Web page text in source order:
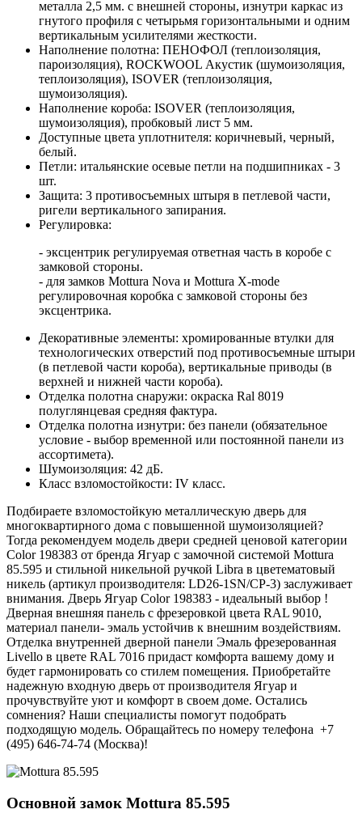
металла 2,5 мм. с внешней стороны, изнутри каркас из
гнутого профиля с четырьмя горизонтальными и одним
вертикальным усилителями жесткости.
Наполнение полотна: ПЕНОФОЛ (теплоизоляция,
пароизоляция), ROCKWOOL Акустик (шумоизоляция,
теплоизоляция), ISOVER (теплоизоляция,
шумоизоляция).
Наполнение короба: ISOVER (теплоизоляция,
шумоизоляция), пробковый лист 5 мм.
Доступные цвета уплотнителя: коричневый, черный,
белый.
Петли: итальянские осевые петли на подшипниках - 3
шт.
Защита: 3 противосъемных штыря в петлевой части,
ригели вертикального запирания.
Регулировка:
- эксцентрик регулируемая ответная часть в коробе с
замковой стороны.
- для замков Mottura Nova и Mottura X-mode
регулировочная коробка с замковой стороны без
эксцентрика.
Декоративные элементы: хромированные втулки для
технологических отверстий под противосъемные штыри
(в петлевой части короба), вертикальные приводы (в
верхней и нижней части короба).
Отделка полотна снаружи: окраска Ral 8019
полуглянцевая средняя фактура.
Отделка полотна изнутри: без панели (обязательное
условие - выбор временной или постоянной панели из
ассортимета).
Шумоизоляция: 42 дБ.
Класс взломостойкости: IV класс.
Подбираете взломостойкую металлическую дверь для
многоквартирного дома с повышенной шумоизоляцией?
Тогда рекомендуем модель двери средней ценовой категории
Color 198383 от бренда Ягуар с замочной системой Mottura
85.595 и стильной никельной ручкой Libra в цветематовый
никель (артикул производителя: LD26-1SN/CP-3) заслуживает
внимания. Дверь Ягуар Color 198383 - идеальный выбор !
Дверная внешняя панель с фрезеровкой цвета RAL 9010,
материал панели- эмаль устойчив к внешним воздействиям.
Отделка внутренней дверной панели Эмаль фрезерованная
Livello в цвете RAL 7016 придаст комфорта вашему дому и
будет гармонировать со стилем помещения. Приобретайте
надежную входную дверь от производителя Ягуар и
прочувствуйте уют и комфорт в своем доме. Остались
сомнения? Наши специалисты помогут подобрать
подходящую модель. Обращайтесь по номеру телефона +7
(495) 646-74-74 (Москва)!
Основной замок Mottura 85.595